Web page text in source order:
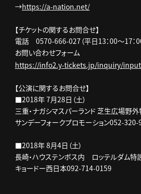
→https://a-nation.net/
【チケットの関するお問合せ】
電話 0570-666-027（平日13：00～17：
お問い合わせフォーム
https://info2.y-tickets.jp/inquiry/input
【公演に関するお問合せ】
■2018年 7月28日（土）
三重・ナガシマスパーランド 芝生広場野
サンデーフォークプロモーション052-
■2018年 8月4日（土）
長崎・ハウステンボス内 ロッテルダム特
キョードー西日本092-714-0159